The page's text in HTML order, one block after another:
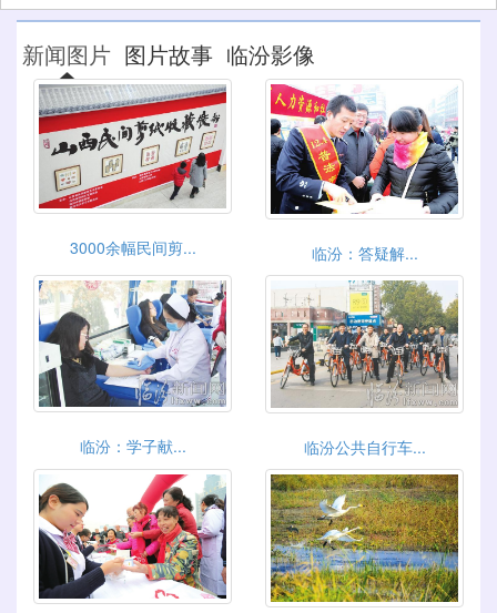
新闻图片 图片故事 临汾影像
3000余幅民间剪... 临汾：答疑解...
临汾：学子献... 临汾公共自行车...